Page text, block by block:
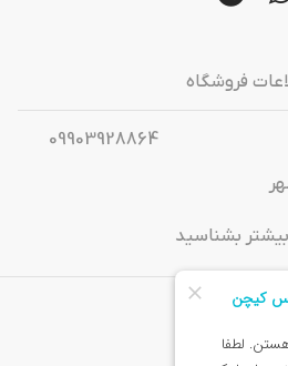
فروشگاه
09903928864
بیشتر بشناسید
درباره‌ ما
تماس باما